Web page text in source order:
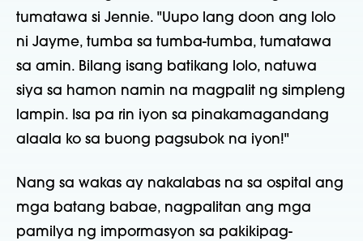
tumatawa si Jennie. "Uupo lang doon ang lolo
ni Jayme, tumba sa tumba-tumba, tumatawa
sa amin. Bilang isang batikang lolo, natuwa
siya sa hamon namin na magpalit ng simpleng
lampin. Isa pa rin iyon sa pinakamagandang
alaala ko sa buong pagsubok na iyon!"
Nang sa wakas ay nakalabas na sa ospital ang
mga batang babae, nagpalitan ang mga
pamilya ng impormasyon sa pakikipag-